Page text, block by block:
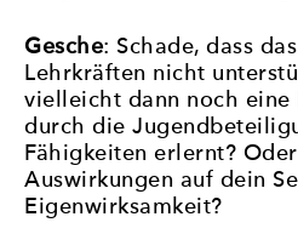
Gesche: Schade, dass
Lehrkräften nicht
vielleicht dann noch eine
durch die
Fähigkeiten erlernt?
Auswirkungen auf dein
Eigenwirksamkeit?